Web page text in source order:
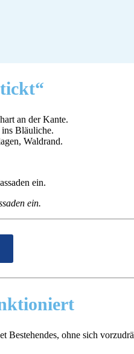
an der Kante.
Bläuliche.
Waldrand.
ein.
ohne sich